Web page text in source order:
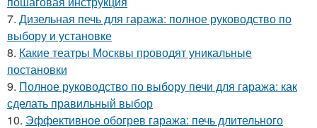
7. Дизельная печь для гаража: полное руководство по
выбору и установке
8. Какие театры Москвы проводят уникальные
постановки
9. Полное руководство по выбору печи для гаража: как
сделать правильный выбор
10. Эффективное обогрев гаража: печь длительного